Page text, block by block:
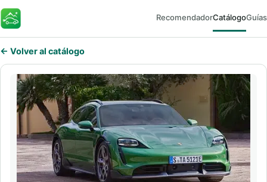
FaroEV RecomendadorCatálogoGuías
← Volver al catálogo